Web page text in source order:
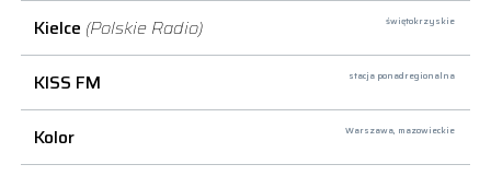
Kielce (Polskie Radio) świętokrzyskie
KISS FM stacja ponadregionalna
Kolor Warszawa, mazowieckie